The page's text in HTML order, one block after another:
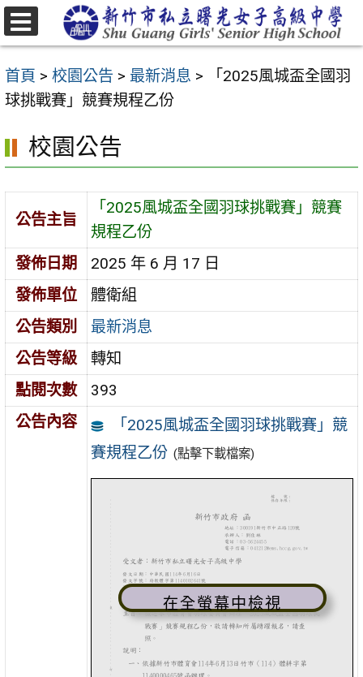
跳
至
要
內
區
首頁 > 校園公告 > 最新消息 >
「2025風城盃全國羽
球挑戰賽」競賽規程乙份
校園公告
公告主旨
「2025風城盃全國羽球挑戰賽」競賽
規程乙份
發佈日期
2025 年 6 月 17 日
發佈單位
體衛組
公告類別
最新消息
公告等級
轉知
點閱次數
393
公告內容
「2025風城盃全國羽球挑戰賽」競
賽規程乙份 (點擊下載檔案)
在全螢幕中檢視
選
單